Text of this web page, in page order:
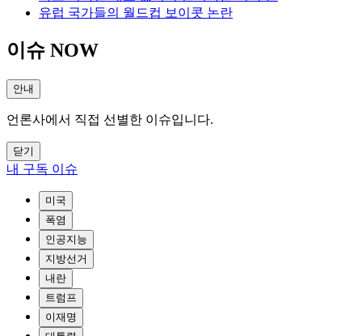
유럽 국가들의 월드컵 보이콧 논란
이슈 NOW
안내
언론사에서 직접 선별한 이슈입니다.
닫기
내 구독 이슈
미국
폭염
인공지능
지방선거
내란
트럼프
이재명